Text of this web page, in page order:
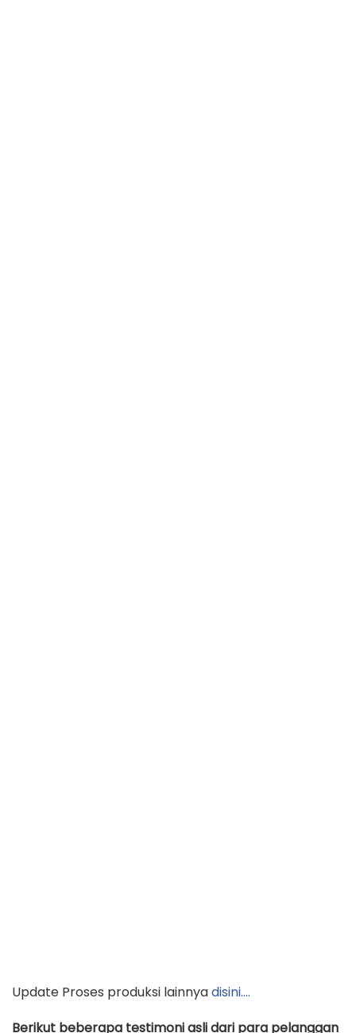
Update Proses produksi lainnyadisini….
Berikut beberapa testimoni asli dari para pelanggan